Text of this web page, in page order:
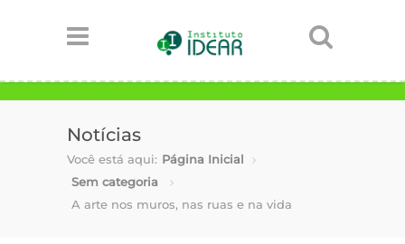
Notícias
Você está aqui: Página Inicial
Sem categoria
A arte nos muros, nas ruas e na vida